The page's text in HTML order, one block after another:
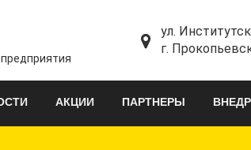
ул.
г.
АКЦИИ ПАРТНЕРЫ